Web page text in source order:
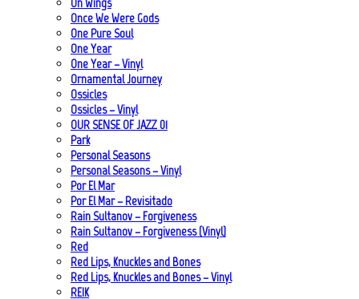
Once We Were Gods
One Pure Soul
One Year
One Year – Vinyl
Ornamental Journey
Ossicles
Ossicles – Vinyl
OUR SENSE OF JAZZ_01
Park
Personal Seasons
Personal Seasons – Vinyl
Por El Mar
Por El Mar – Revisitado
Rain Sultanov – Forgiveness
Rain Sultanov – Forgiveness (Vinyl)
Red
Red Lips, Knuckles and Bones
Red Lips, Knuckles and Bones – Vinyl
REIK